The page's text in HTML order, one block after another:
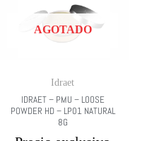
AGOTADO
Idraet
IDRAET – PMU – LOOSE
POWDER HD – LP01 NATURAL
8G